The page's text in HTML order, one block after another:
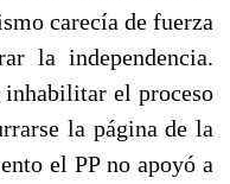
carecía de fuerza
la independencia.
inhabilitar el proceso
la página de la
el PP no apoyó a